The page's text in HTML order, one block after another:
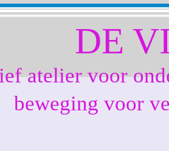
DE
atelier voor
beweging voor